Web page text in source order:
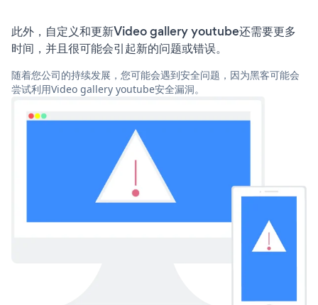
此外，自定义和更新Video gallery youtube还需要更多
时间，并且很可能会引起新的问题或错误。
随着您公司的持续发展，您可能会遇到安全问题，因为黑客可能会
尝试利用Video gallery youtube安全漏洞。